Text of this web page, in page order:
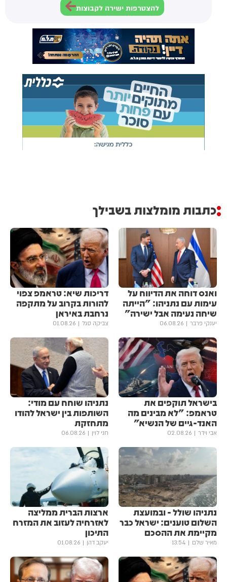
להצטרפות ישירה לקבוצות
כתבות מומלצות בשבילך
ואנס דוחה את הדיווח על
עימות עם נתניהו: "הייתה
שיחה נעימה אבל ישירה"
יענקי פרבר 06.08.26
דריכות שיא: טראמפ צפוי
להורות בקרוב על מתקפה
נרחבת באיראן
צביקה סגל 01.08.26
בישראל תוקפים את
טראמפ: "לא מבינים מה
האנד-גיים של הנשיא"
אבי וידר 02.08.26
נתניהו שוחח עם מודי:
השותפות בין ישראל להודו
מתחזקת
חני לוין 06.08.26
נתניהו שולל - ובמועצת
השלום טוענים: ישראל כבר
מקיימת את ההסכם
מאיר שלם 13:54
ארצות הברית ממליצה
לאזרחיה לעזוב את המזרח
התיכון
יעקב דהן 01.08.26